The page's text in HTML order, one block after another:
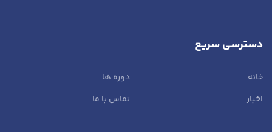
دسترسی سریع
خانه
دوره ها
اخبار
تماس با ما